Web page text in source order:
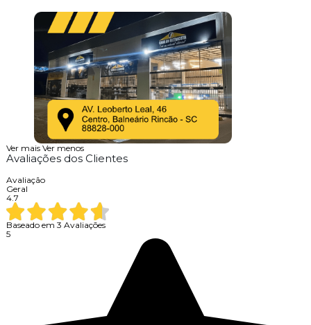
Ver mais Ver menos
Avaliações dos Clientes
Avaliação
Geral
4.7
Baseado em 3 Avaliações
5